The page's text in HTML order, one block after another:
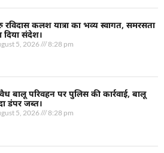
रविदास कलश यात्रा का भव्य स्वागत, समरसता
दिया संदेश।
5, 2026 8:28 pm
बालू परिवहन पर पुलिस की कार्रवाई, बालू
डंपर जब्त।
5, 2026 8:28 pm